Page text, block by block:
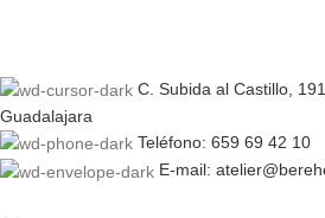
C. Subida al Castillo,
Guadalajara
Teléfono: 659 69 42 10
E-mail: